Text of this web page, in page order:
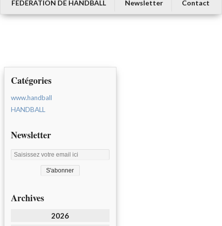
FEDERATION DE HANDBALL
Newsletter Contact
Catégories
www.handball
HANDBALL
Newsletter
Archives
2026